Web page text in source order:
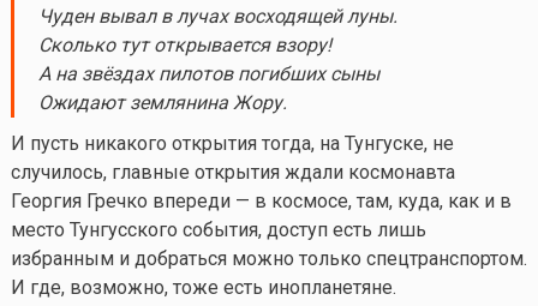
Чуден вывал в лучах восходящей луны.
Сколько тут открывается взору!
А на звёздах пилотов погибших сыны
Ожидают землянина Жору.
И пусть никакого открытия тогда, на Тунгуске, не
случилось, главные открытия ждали космонавта
Георгия Гречко впереди — в космосе, там, куда, как и в
место Тунгусского события, доступ есть лишь
избранным и добраться можно только спецтранспортом.
И где, возможно, тоже есть инопланетяне.